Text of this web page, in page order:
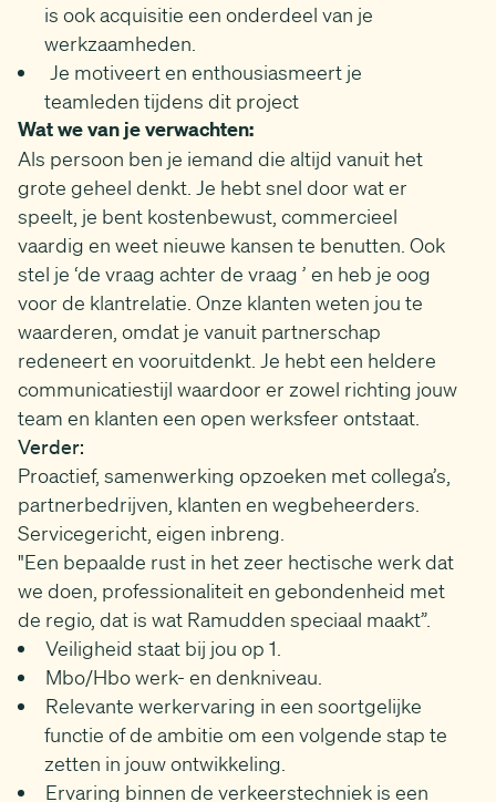
is ook acquisitie een onderdeel van je
werkzaamheden.
Je motiveert en enthousiasmeert je
teamleden tijdens dit project
Wat we van je verwachten:
Als persoon ben je iemand die altijd vanuit het
grote geheel denkt. Je hebt snel door wat er
speelt, je bent kostenbewust, commercieel
vaardig en weet nieuwe kansen te benutten. Ook
stel je ‘de vraag achter de vraag ’ en heb je oog
voor de klantrelatie. Onze klanten weten jou te
waarderen, omdat je vanuit partnerschap
redeneert en vooruitdenkt. Je hebt een heldere
communicatiestijl waardoor er zowel richting jouw
team en klanten een open werksfeer ontstaat.
Verder:
Proactief, samenwerking opzoeken met collega’s,
partnerbedrijven, klanten en wegbeheerders.
Servicegericht, eigen inbreng.
"Een bepaalde rust in het zeer hectische werk dat
we doen, professionaliteit en gebondenheid met
de regio, dat is wat Ramudden speciaal maakt”.
Veiligheid staat bij jou op 1.
Mbo/Hbo werk- en denkniveau.
Relevante werkervaring in een soortgelijke
functie of de ambitie om een volgende stap te
zetten in jouw ontwikkeling.
Ervaring binnen de verkeerstechniek is een